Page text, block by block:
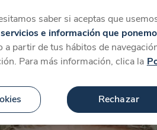
Favoritos Más
saber si aceptas que
servicios e información que
partir de tus hábitos de
Para más información, clica la
Rechazar